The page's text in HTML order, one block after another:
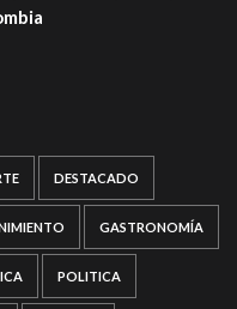
DESTACADO
GASTRONOMÍA
POLITICA